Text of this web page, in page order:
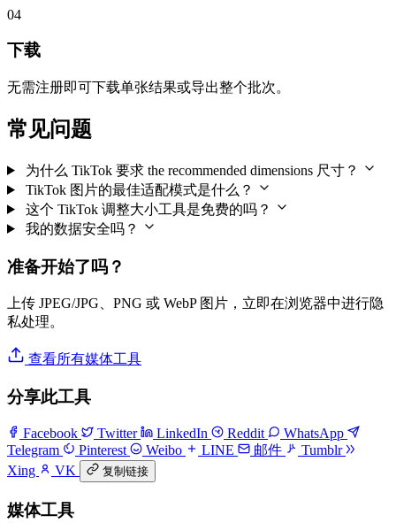
04
下载
无需注册即可下载单张结果或导出整个批次。
常见问题
为什么 TikTok 要求 the recommended dimensions 尺寸？
TikTok 图片的最佳适配模式是什么？
这个 TikTok 调整大小工具是免费的吗？
我的数据安全吗？
准备开始了吗？
上传 JPEG/JPG、PNG 或 WebP 图片，立即在浏览器中进行隐
私处理。
查看所有媒体工具
分享此工具
Facebook Twitter LinkedIn Reddit
WhatsApp
Telegram
Pinterest Weibo LINE 邮件
Tumblr
Xing
VK 复制链接
媒体工具